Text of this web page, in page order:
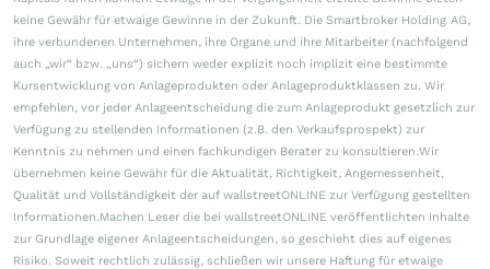
keine Gewähr für etwaige Gewinne in der Zukunft. Die Smartbroker Holding AG,
ihre verbundenen Unternehmen, ihre Organe und ihre Mitarbeiter (nachfolgend
auch „wir“ bzw. „uns“) sichern weder explizit noch implizit eine bestimmte
Kursentwicklung von Anlageprodukten oder Anlageproduktklassen zu. Wir
empfehlen, vor jeder Anlageentscheidung die zum Anlageprodukt gesetzlich zur
Verfügung zu stellenden Informationen (z.B. den Verkaufsprospekt) zur
Kenntnis zu nehmen und einen fachkundigen Berater zu konsultieren.Wir
übernehmen keine Gewähr für die Aktualität, Richtigkeit, Angemessenheit,
Qualität und Vollständigkeit der auf wallstreetONLINE zur Verfügung gestellten
Informationen.Machen Leser die bei wallstreetONLINE veröffentlichten Inhalte
zur Grundlage eigener Anlageentscheidungen, so geschieht dies auf eigenes
Risiko. Soweit rechtlich zulässig, schließen wir unsere Haftung für etwaige